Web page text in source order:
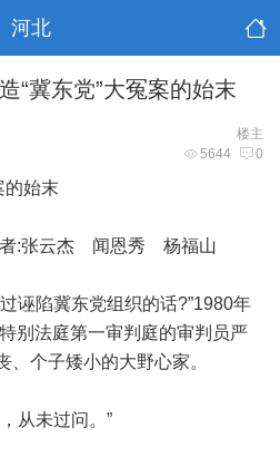
河北
“冀东党”大冤案的始末
楼主
5644 0
的始末
者:张云杰 闻恩秀 杨福山
诬陷冀东党组织的话?”1980年
别法庭第一审判庭的审判员严
个子矮小的大野心家。
从未过问。”